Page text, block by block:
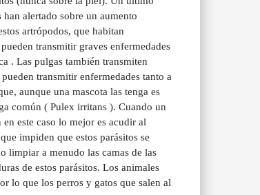
alertado sobre un aumento
artrópodos, que habitan
transmitir graves enfermedades
. Las pulgas también transmiten
transmitir enfermedades tanto a
aunque una mascota las tenga es
común ( Pulex irritans ). Cuando un
este caso lo mejor es acudir al
impiden que estos parásitos se
limpiar a menudo las camas de las
de estos parásitos. Los animales
lo que los perros y gatos que salen al